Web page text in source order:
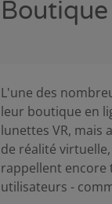
L'une des
leur boutique en
lunettes VR, mais
de réalité
rappellent encore
utilisateurs -